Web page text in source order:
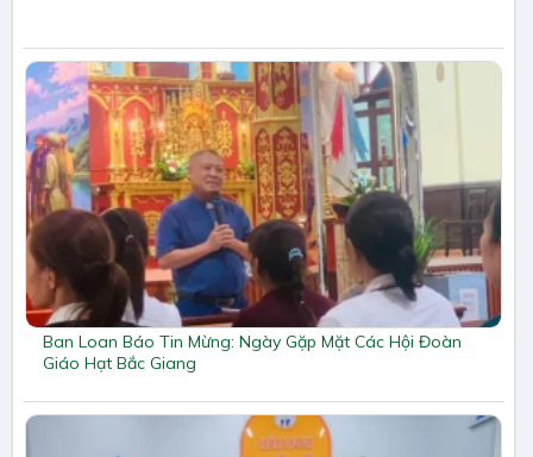
Ban Loan Báo Tin Mừng: Ngày Gặp Mặt Các Hội Đoàn
Giáo Hạt Bắc Giang